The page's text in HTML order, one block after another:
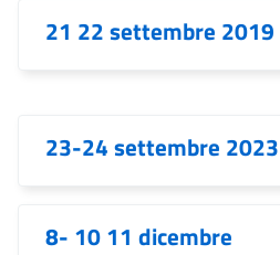
21 22 settembre 2019
23-24 settembre 2023
8- 10 11 dicembre